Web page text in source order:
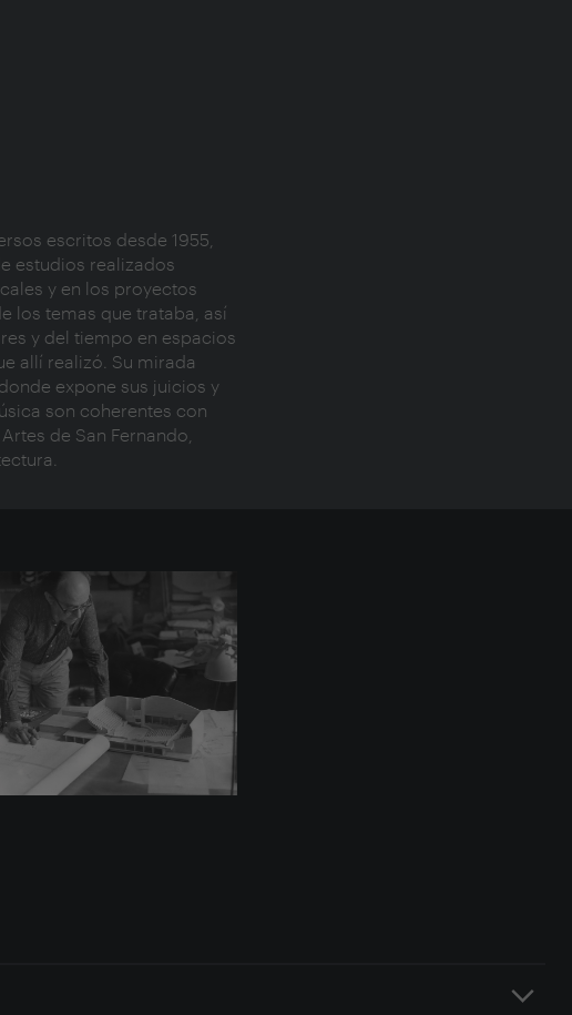
escritos desde 1955,
estudios realizados
y en los proyectos
los temas que trataba, así
y del tiempo en espacios
allí realizó. Su mirada
expone sus juicios y
son coherentes con
de San Fernando,